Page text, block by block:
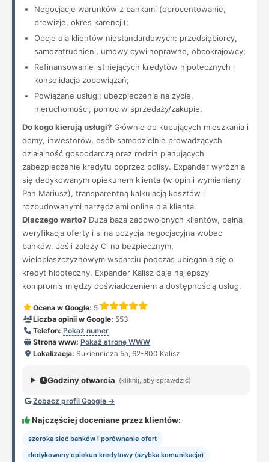
Negocjacje warunków z bankami (oprocentowanie,
prowizje, okres karencji);
Opcje dla klientów niestandardowych: przedsiębiorcy,
samozatrudnieni, umowy cywilnoprawne, obcokrajowcy;
Refinansowanie istniejących kredytów hipotecznych i
konsolidacja zobowiązań;
Powiązane usługi: ubezpieczenia na życie,
nieruchomości, pomoc w sprzedaży/zakupie.
Do kogo kierują usługi? Głównie do kupujących mieszkania i
domy, inwestorów, osób samodzielnie prowadzących
działalność gospodarczą oraz rodzin planujących
zabezpieczenie kredytu poprzez polisy. Expander wyróżnia
się dedykowanym opiekunem klienta (w opinii wymieniany
Pan Mariusz), transparentną kalkulacją kosztów i
rozbudowanymi narzędziami online dla klienta.
Dlaczego warto? Duża baza zadowolonych klientów, pełna
weryfikacja oferty i silna pozycja negocjacyjna wobec
banków. Jeśli zależy Ci na bezpiecznym,
wielopłaszczyznowym wsparciu podczas ubiegania się o
kredyt hipoteczny, Expander Kalisz daje najlepszy
kompromis między doświadczeniem a dostępnością usług.
Ocena w Google: 5
Liczba opinii w Google: 553
Telefon: Pokaż numer
Strona www: Pokaż stronę WWW
Lokalizacja: Sukiennicza 5a, 62-800 Kalisz
Godziny otwarcia (kliknij, aby sprawdzić)
Zobacz profil Google →
Najczęściej doceniane przez klientów:
szeroka sieć banków i porównanie ofert
dedykowany opiekun kredytowy (szybka komunikacja)